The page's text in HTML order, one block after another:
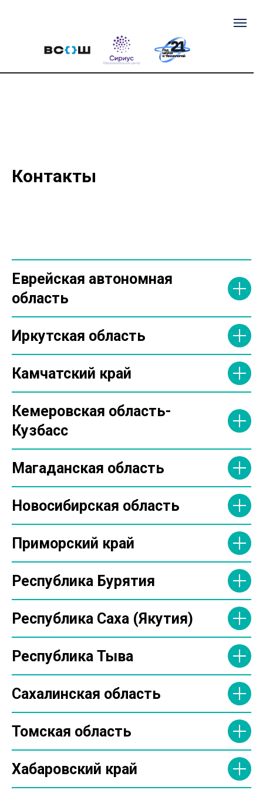
Контакты
Еврейская автономная
область
Иркутская область
Камчатский край
Кемеровская область-
Кузбасс
Магаданская область
Новосибирская область
Приморский край
Республика Бурятия
Республика Саха (Якутия)
Республика Тыва
Сахалинская область
Томская область
Хабаровский край